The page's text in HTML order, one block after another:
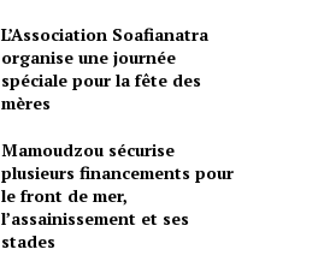
L’Association Soafianatra
organise une journée
spéciale pour la fête des
mères
Mamoudzou sécurise
plusieurs financements pour
le front de mer,
l’assainissement et ses
stades